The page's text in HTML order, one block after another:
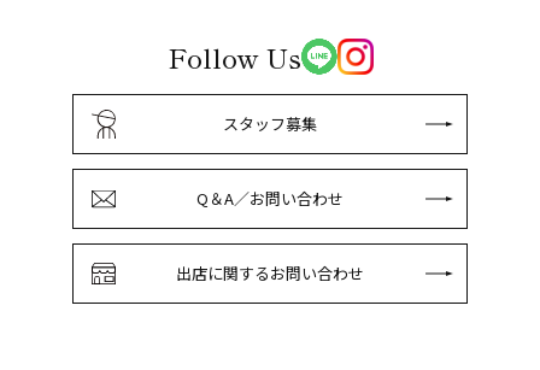
Follow Us
スタッフ募集
Q＆A／お問い合わせ
出店に関するお問い合わせ